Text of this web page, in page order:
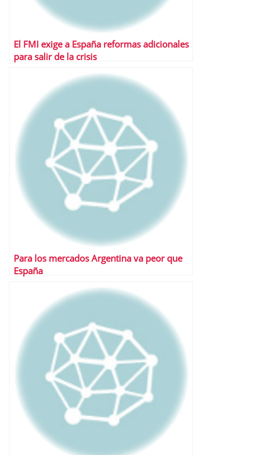
El FMI exige a España reformas adicionales
para salir de la crisis
Para los mercados Argentina va peor que
España